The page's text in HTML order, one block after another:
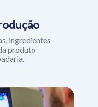
ingredientes
produto